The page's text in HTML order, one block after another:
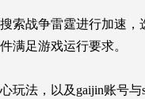
索战争雷霆进行加速
满足游戏运行要求。
玩法，以及gaijin账号